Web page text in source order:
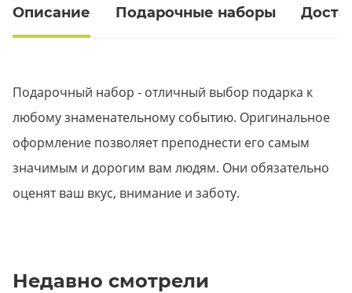
Описание Подарочные наборы
Подарочный набор - отличный выбор подарка к
любому знаменательному событию. Оригинальное
оформление позволяет преподнести его самым
значимым и дорогим вам людям. Они обязательно
оценят ваш вкус, внимание и заботу.
Недавно смотрели